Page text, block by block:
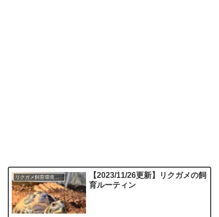
リクガメ飼育環境・グッズ等
【2023/11/26更新】リクガメの飼
育ルーティン